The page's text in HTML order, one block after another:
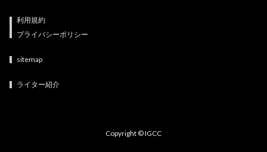
利用規約
プライバシーポリシー
sitemap
ライター紹介
Copyright © IGCC